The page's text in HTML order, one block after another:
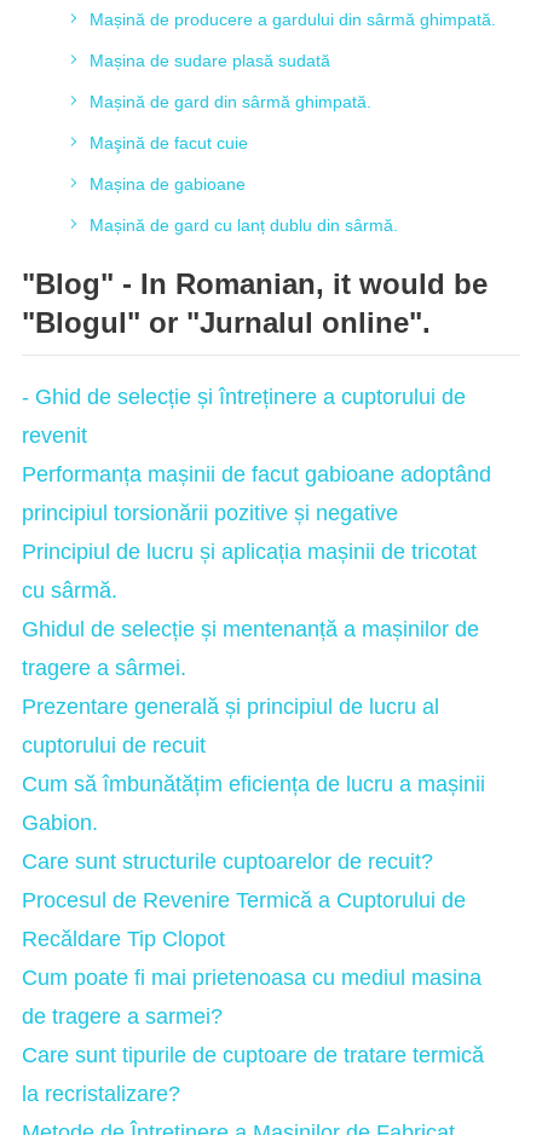
Mașină de producere a gardului din sârmă ghimpată.
Mașina de sudare plasă sudată
Mașină de gard din sârmă ghimpată.
Maşină de facut cuie
Mașina de gabioane
Mașină de gard cu lanț dublu din sârmă.
"Blog" - In Romanian, it would be
"Blogul" or "Jurnalul online".
- Ghid de selecție și întreținere a cuptorului de
revenit
Performanța mașinii de facut gabioane adoptând
principiul torsionării pozitive și negative
Principiul de lucru și aplicația mașinii de tricotat
cu sârmă.
Ghidul de selecție și mentenanță a mașinilor de
tragere a sârmei.
Prezentare generală și principiul de lucru al
cuptorului de recuit
Cum să îmbunătățim eficiența de lucru a mașinii
Gabion.
Care sunt structurile cuptoarelor de recuit?
Procesul de Revenire Termică a Cuptorului de
Recăldare Tip Clopot
Cum poate fi mai prietenoasa cu mediul masina
de tragere a sarmei?
Care sunt tipurile de cuptoare de tratare termică
la recristalizare?